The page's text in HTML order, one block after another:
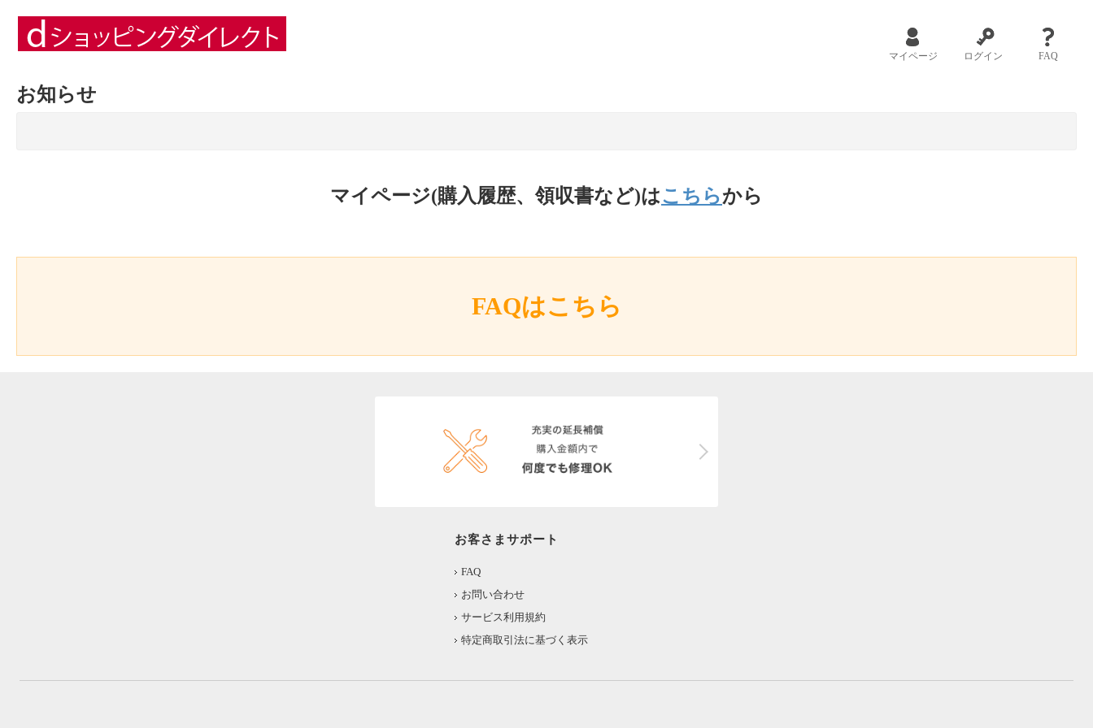
マイページ ログイン FAQ
お知らせ
マイページ(購入履歴、領収書など)はこちらから
FAQはこちら
お客さまサポート
FAQ
お問い合わせ
サービス利用規約
特定商取引法に基づく表示